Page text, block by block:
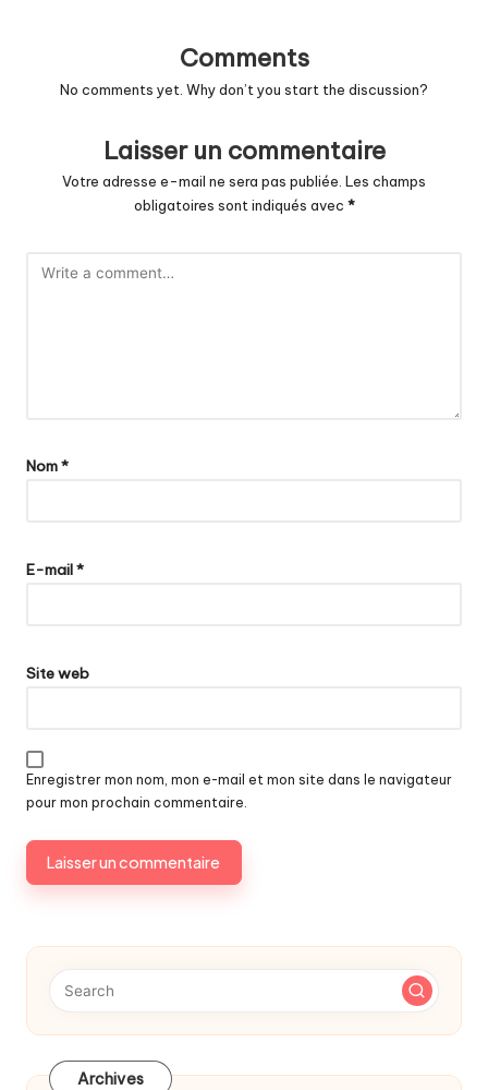
Comments
No comments yet. Why don’t you start the discussion?
Laisser un commentaire
Votre adresse e-mail ne sera pas publiée. Les champs
obligatoires sont indiqués avec *
Nom*
E-mail*
Site web
Enregistrer mon nom, mon e-mail et mon site dans le navigateur
pour mon prochain commentaire.
Archives